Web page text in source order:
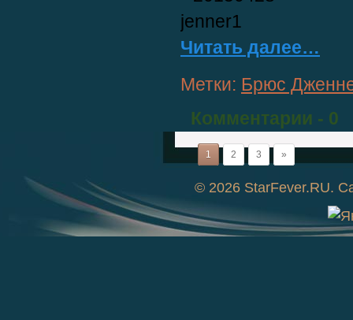
Читать далее…
Метки: Брюс
Комментарии - 0
1 2 3 »
© 2026 StarFever.RU.